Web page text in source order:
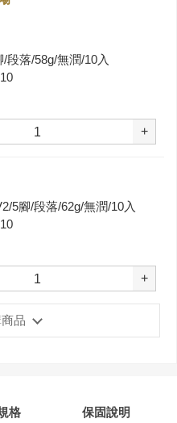
段落/58g/無潤/10入
+
5腳/段落/62g/無潤/10入
+
品
格 保固說明